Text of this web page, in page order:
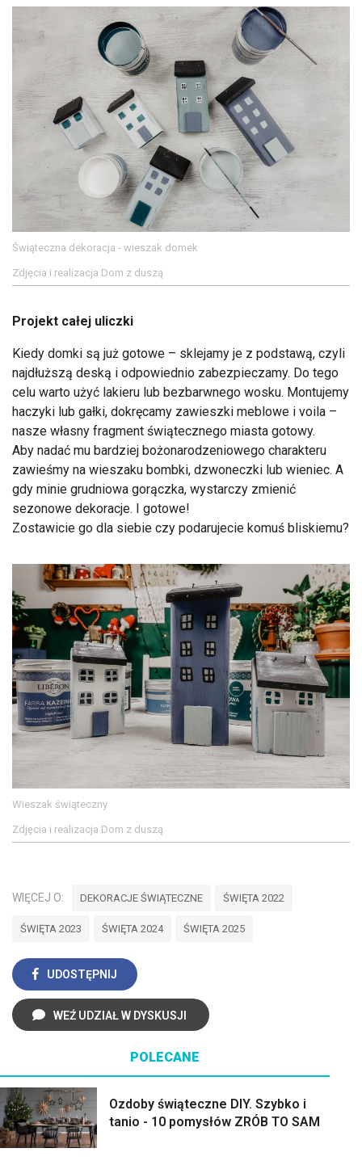
Świąteczna dekoracja - wieszak domek
Zdjęcia i realizacja Dom z duszą
Projekt całej uliczki
Kiedy domki są już gotowe – sklejamy je z podstawą, czyli
najdłuższą deską i odpowiednio zabezpieczamy. Do tego
celu warto użyć lakieru lub bezbarwnego wosku. Montujemy
haczyki lub gałki, dokręcamy zawieszki meblowe i voila –
nasze własny fragment świątecznego miasta gotowy.
Aby nadać mu bardziej bożonarodzeniowego charakteru
zawieśmy na wieszaku bombki, dzwoneczki lub wieniec. A
gdy minie grudniowa gorączka, wystarczy zmienić
sezonowe dekoracje. I gotowe!
Zostawicie go dla siebie czy podarujecie komuś bliskiemu?
Wieszak świąteczny
Zdjęcia i realizacja Dom z duszą
WIĘCEJ O: DEKORACJE ŚWIĄTECZNE ŚWIĘTA 2022
ŚWIĘTA 2023 ŚWIĘTA 2024 ŚWIĘTA 2025
UDOSTĘPNIJ
WEŹ UDZIAŁ W DYSKUSJI
POLECANE
Ozdoby świąteczne DIY. Szybko i
tanio - 10 pomysłów ZRÓB TO SAM